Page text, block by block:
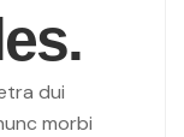
dui
morbi